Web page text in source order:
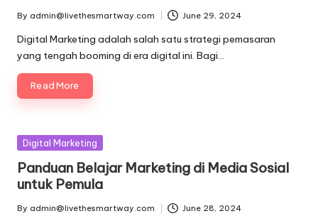
Posted
by
By admin@livethesmartway.com June 29, 2024
Digital Marketing adalah salah satu strategi pemasaran
yang tengah booming di era digital ini. Bagi…
Read More
Posted
Digital Marketing
Panduan Belajar Marketing di Media Sosial
untuk Pemula
Posted
By admin@livethesmartway.com June 28, 2024